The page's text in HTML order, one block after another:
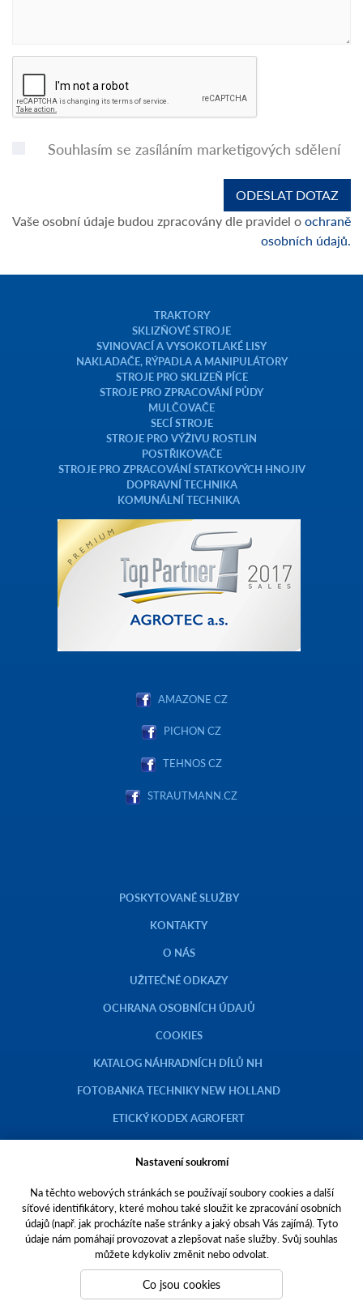
Souhlasím se zasíláním marketigových sdělení
Vaše osobní údaje budou zpracovány dle pravidel oochraně
osobních údajů.
TRAKTORY
SKLIZŇOVÉ STROJE
SVINOVACÍ A VYSOKOTLAKÉ LISY
NAKLADAČE, RÝPADLA A MANIPULÁTORY
STROJE PRO SKLIZEŇ PÍCE
STROJE PRO ZPRACOVÁNÍ PŮDY
MULČOVAČE
SECÍ STROJE
STROJE PRO VÝŽIVU ROSTLIN
POSTŘIKOVAČE
STROJE PRO ZPRACOVÁNÍ STATKOVÝCH HNOJIV
DOPRAVNÍ TECHNIKA
KOMUNÁLNÍ TECHNIKA
AMAZONE CZ
PICHON CZ
TEHNOS CZ
STRAUTMANN.CZ
POSKYTOVANÉ SLUŽBY
KONTAKTY
O NÁS
UŽITEČNÉ ODKAZY
OCHRANA OSOBNÍCH ÚDAJŮ
COOKIES
KATALOG NÁHRADNÍCH DÍLŮ NH
FOTOBANKA TECHNIKY NEW HOLLAND
ETICKÝ KODEX AGROFERT
Copyright © 2023 AGROTEC a.s.
Toto jsou internetové stránky společnosti AGROTEC a. s., se sídlem v
Hustopečích, Brněnská 74, PSČ 69301, IČO 00544957,
zapsané v OR vedeném Krajským soudem v Brně, oddíl B, vložka 138.
Společnost AGROTEC a.s. je členem koncernu AGROFERT řízeného
společností AGROFERT, a.s.,
Nastavení soukromí
Na těchto webových stránkách se používají soubory cookies a další
síťové identifikátory, které mohou také sloužit ke zpracování osobních
údajů (např. jak procházíte naše stránky a jaký obsah Vás zajímá). Tyto
údaje nám pomáhají provozovat a zlepšovat naše služby. Svůj souhlas
můžete kdykoliv změnit nebo odvolat.
Co jsou cookies